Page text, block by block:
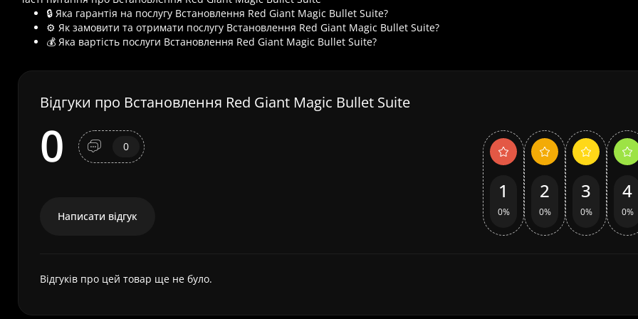
🔒 Яка гарантія на послугу Встановлення Red Giant Magic Bullet Suite?
⚙️ Як замовити та отримати послугу Встановлення Red Giant Magic Bullet Suite?
💰 Яка вартість послуги Встановлення Red Giant Magic Bullet Suite?
Відгуки про Встановлення Red Giant Magic Bullet Suite
0 0
Написати відгук
1
0%
2
0%
3
0%
4
0%
Відгуків про цей товар ще не було.